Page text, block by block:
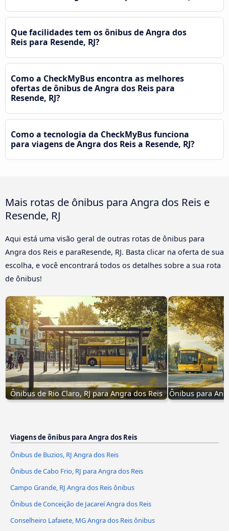
Que facilidades tem os ônibus de Angra dos
Reis para Resende, RJ?
Como a CheckMyBus encontra as melhores
ofertas de ônibus de Angra dos Reis para
Resende, RJ?
Como a tecnologia da CheckMyBus funciona
para viagens de Angra dos Reis a Resende, RJ?
Mais rotas de ônibus para Angra dos Reis e
Resende, RJ
Aqui está uma visão geral de outras rotas de ônibus para
Angra dos Reis e paraResende, RJ. Basta clicar na oferta de sua
escolha, e você encontrará todos os detalhes sobre a sua rota
de ônibus!
Ônibus de Rio Claro, RJ para Angra dos Reis Ônibus para
Viagens de ônibus para Angra dos Reis
Ônibus de Buzios, RJ Angra dos Reis
Ônibus de Cabo Frio, RJ para Angra dos Reis
Campo Grande, RJ Angra dos Reis ônibus
Ônibus de Conceição de Jacareí Angra dos Reis
Conselheiro Lafaiete, MG Angra dos Reis ônibus